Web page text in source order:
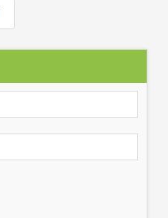
Následující
Následující